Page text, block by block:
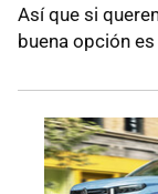
Así que si
buena opción